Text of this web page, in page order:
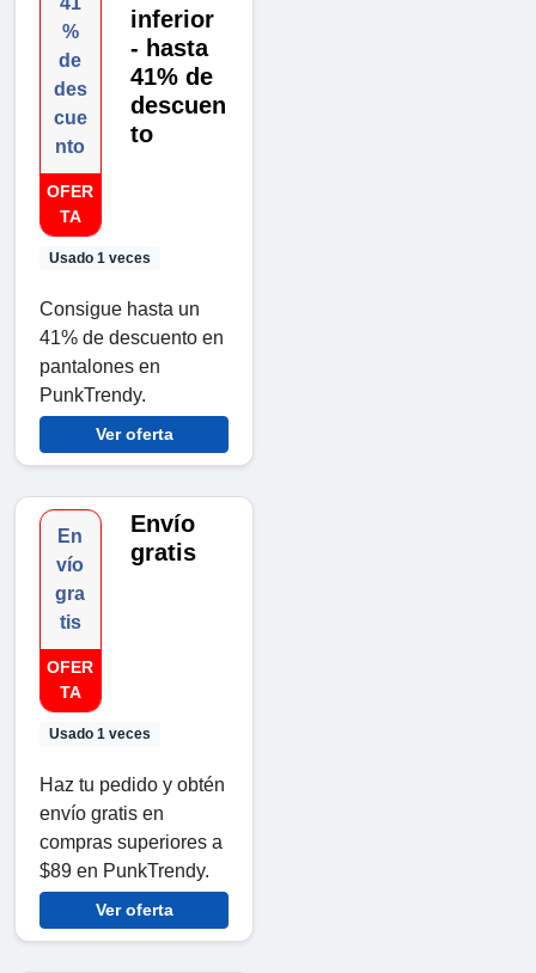
%
de
des
cue
nto
OFER
TA
Usado 1 veces
inferior
- hasta
41% de
descuen
to
Consigue hasta un
41% de descuento en
pantalones en
PunkTrendy.
Ver oferta
En
vío
gra
tis
OFER
TA
Usado 1 veces
Envío
gratis
Haz tu pedido y obtén
envío gratis en
compras superiores a
$89 en PunkTrendy.
Ver oferta